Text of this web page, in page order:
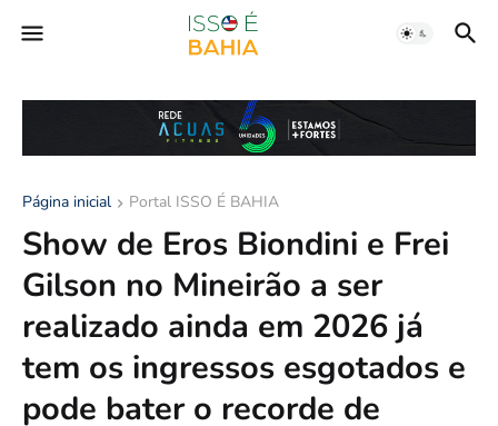
Página inicial Portal ISSO É BAHIA
Show de Eros Biondini e Frei
Gilson no Mineirão a ser
realizado ainda em 2026 já
tem os ingressos esgotados e
pode bater o recorde de